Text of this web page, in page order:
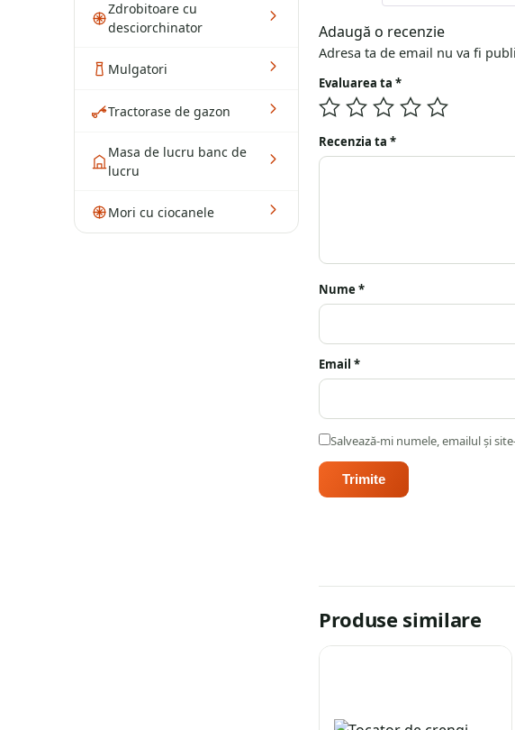
Zdrobitoare cu
desciorchinator
Mulgatori
Tractorase de gazon
Masa de lucru banc de
lucru
Mori cu ciocanele
Adaugă o recenzie
Adresa ta de email nu va fi
Evaluarea ta *
Recenzia ta *
Nume *
Email *
Salvează-mi numele, emailul și
Produse similare